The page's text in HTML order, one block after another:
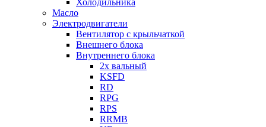
Холодильника
Масло
Электродвигатели
Вентилятор с крыльчаткой
Внешнего блока
Внутреннего блока
2х вальный
KSFD
RD
RPG
RPS
RRMB